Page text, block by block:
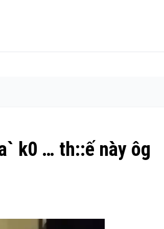
k0 … th::ế này ôg